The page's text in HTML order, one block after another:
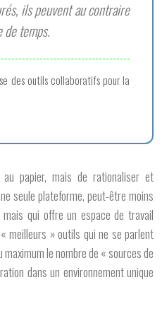
ils peuvent au contraire
temps.
des outils collaboratifs pour la
papier, mais de rationaliser et
seule plateforme, peut-être moins
qui offre un espace de travail
meilleurs » outils qui ne se parlent
le nombre de « sources de
dans un environnement unique